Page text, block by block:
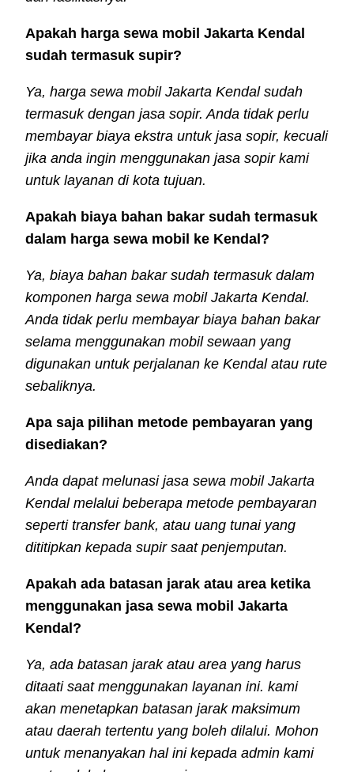
Apakah harga sewa mobil Jakarta Kendal
sudah termasuk supir?
Ya, harga sewa mobil Jakarta Kendal sudah
termasuk dengan jasa sopir. Anda tidak perlu
membayar biaya ekstra untuk jasa sopir, kecuali
jika anda ingin menggunakan jasa sopir kami
untuk layanan di kota tujuan.
Apakah biaya bahan bakar sudah termasuk
dalam harga sewa mobil ke Kendal?
Ya, biaya bahan bakar sudah termasuk dalam
komponen harga sewa mobil Jakarta Kendal.
Anda tidak perlu membayar biaya bahan bakar
selama menggunakan mobil sewaan yang
digunakan untuk perjalanan ke Kendal atau rute
sebaliknya.
Apa saja pilihan metode pembayaran yang
disediakan?
Anda dapat melunasi jasa sewa mobil Jakarta
Kendal melalui beberapa metode pembayaran
seperti transfer bank, atau uang tunai yang
dititipkan kepada supir saat penjemputan.
Apakah ada batasan jarak atau area ketika
menggunakan jasa sewa mobil Jakarta
Kendal?
Ya, ada batasan jarak atau area yang harus
ditaati saat menggunakan layanan ini. kami
akan menetapkan batasan jarak maksimum
atau daerah tertentu yang boleh dilalui. Mohon
untuk menanyakan hal ini kepada admin kami